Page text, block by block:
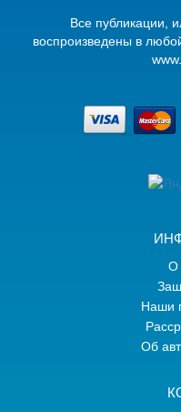
Вcе публикации,
воспроизведены в
О
Наши
Об